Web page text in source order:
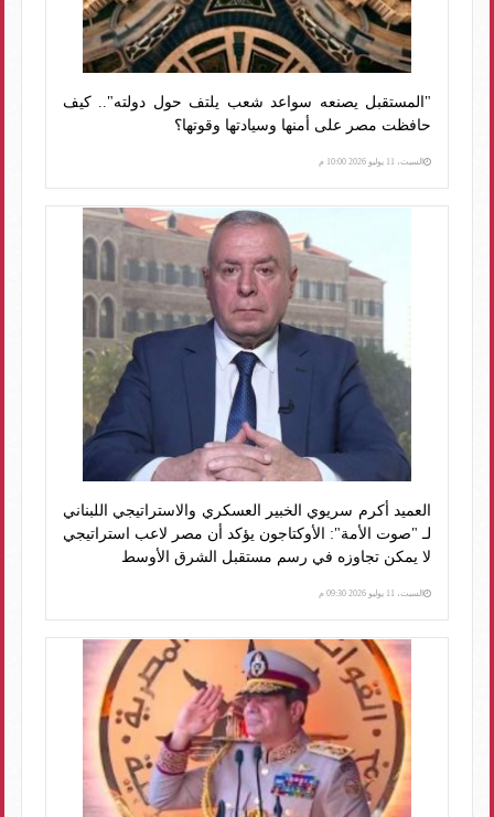
"المستقبل يصنعه سواعد شعب يلتف حول دولته".. كيف
حافظت مصر على أمنها وسيادتها وقوتها؟
السبت، 11 يوليو 2026 10:00 م
العميد أكرم سريوي الخبير العسكري والاستراتيجي اللبناني
لـ "صوت الأمة": الأوكتاجون يؤكد أن مصر لاعب استراتيجي
لا يمكن تجاوزه في رسم مستقبل الشرق الأوسط
السبت، 11 يوليو 2026 09:30 م